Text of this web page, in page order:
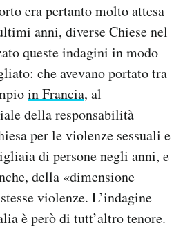
era pertanto molto attesa
anni, diverse Chiese nel
queste indagini in modo
che avevano portato tra
in Francia, al
della responsabilità
per le violenze sessuali e
di persone negli anni, e
della «dimensione
violenze. L’indagine
è però di tutt’altro tenore.